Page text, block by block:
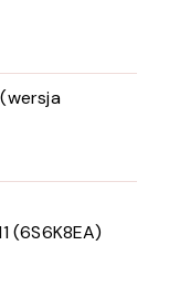
(6S6K8EA)